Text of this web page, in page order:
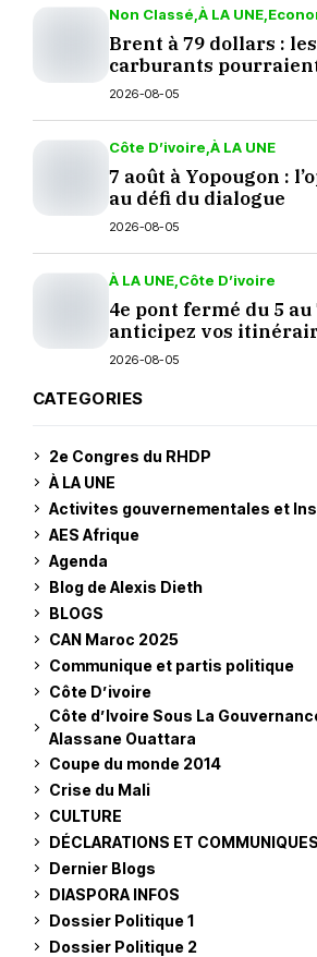
Non Classé À LA UNE
Brent à 79 dollars :
carburants
septembre ?
2026-08-05
Côte D’ivoire À LA UNE
7 août à Yopougon :
au défi du dialogue
2026-08-05
À LA UNE Côte D’ivoire
4e pont fermé du 5 au
anticipez vos
2026-08-05
CATEGORIES
2e Congres du RHDP
À LA UNE
Activites gouvernementales et
AES Afrique
Agenda
Blog de Alexis Dieth
BLOGS
CAN Maroc 2025
Communique et partis politique
Côte D’ivoire
Côte d’Ivoire Sous La
Alassane Ouattara
Coupe du monde 2014
Crise du Mali
CULTURE
DÉCLARATIONS ET COMMUNIQUES
Dernier Blogs
DIASPORA INFOS
Dossier Politique 1
Dossier Politique 2